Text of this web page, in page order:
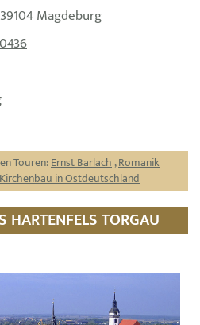
Magdeburg
Touren:Ernst Barlach,Romanik
in Ostdeutschland
HARTENFELS TORGAU